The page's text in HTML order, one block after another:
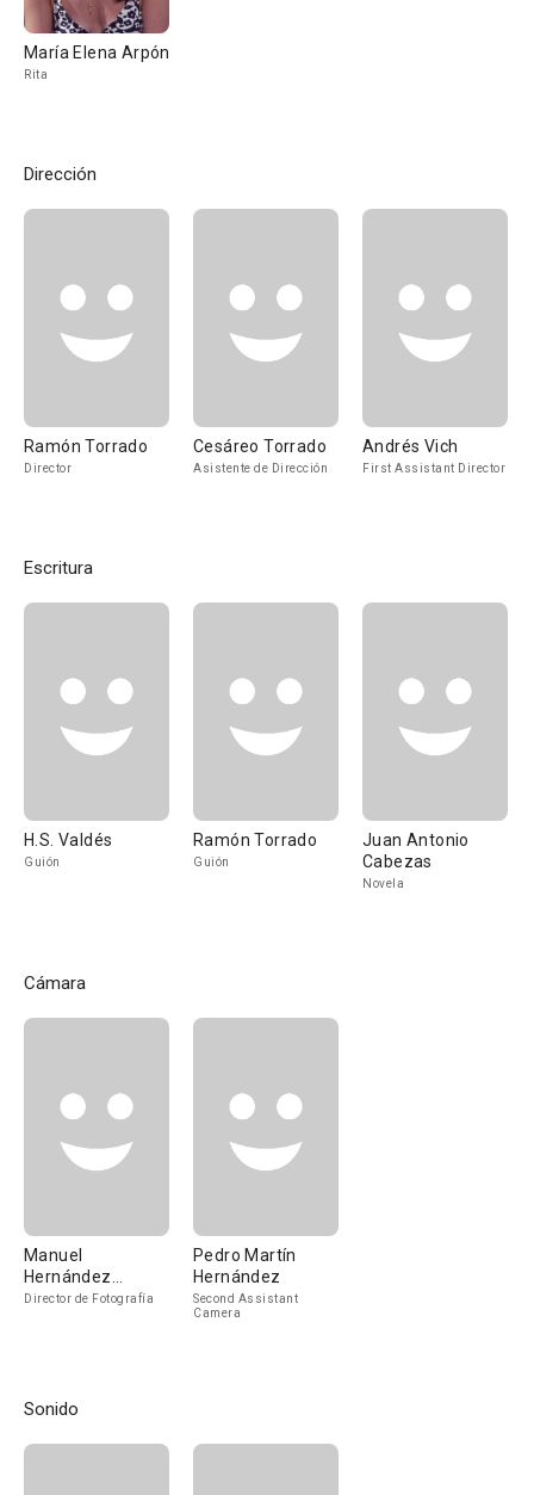
María Elena Arpón
Rita
Dirección
Ramón Torrado
Director
Cesáreo Torrado
Asistente de Dirección
Andrés Vich
First Assistant Director
Escritura
H.S. Valdés
Guión
Ramón Torrado
Guión
Juan Antonio
Cabezas
Novela
Cámara
Manuel
Hernández
Sanjuán
Director de Fotografía
Pedro Martín
Hernández
Second Assistant
Camera
Sonido